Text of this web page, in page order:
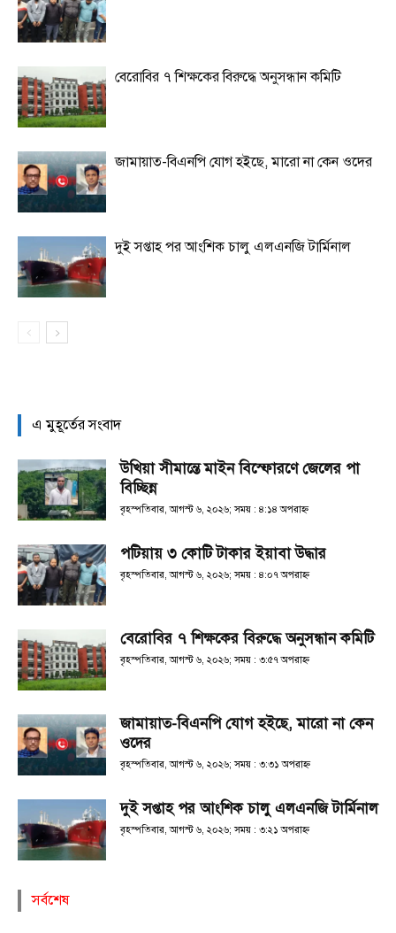
বেরোবির ৭ শিক্ষকের বিরুদ্ধে অনুসন্ধান কমিটি
জামায়াত-বিএনপি যোগ হইছে, মারো না কেন ওদের
দুই সপ্তাহ পর আংশিক চালু এলএনজি টার্মিনাল
এ মুহূর্তের সংবাদ
উখিয়া সীমান্তে মাইন বিস্ফোরণে জেলের পা
বিচ্ছিন্ন
বৃহস্পতিবার, আগস্ট ৬, ২০২৬; সময় : ৪:১৪ অপরাহ্ণ
পটিয়ায় ৩ কোটি টাকার ইয়াবা উদ্ধার
বৃহস্পতিবার, আগস্ট ৬, ২০২৬; সময় : ৪:০৭ অপরাহ্ণ
বেরোবির ৭ শিক্ষকের বিরুদ্ধে অনুসন্ধান কমিটি
বৃহস্পতিবার, আগস্ট ৬, ২০২৬; সময় : ৩:৫৭ অপরাহ্ণ
জামায়াত-বিএনপি যোগ হইছে, মারো না কেন
ওদের
বৃহস্পতিবার, আগস্ট ৬, ২০২৬; সময় : ৩:৩১ অপরাহ্ণ
দুই সপ্তাহ পর আংশিক চালু এলএনজি টার্মিনাল
বৃহস্পতিবার, আগস্ট ৬, ২০২৬; সময় : ৩:২১ অপরাহ্ণ
সর্বশেষ